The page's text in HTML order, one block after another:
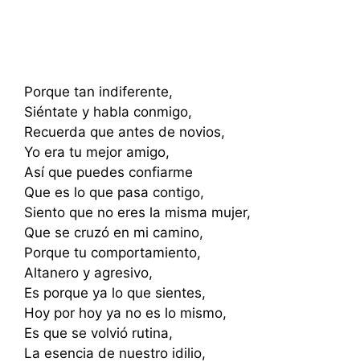
Porque tan indiferente,
Siéntate y habla conmigo,
Recuerda que antes de novios,
Yo era tu mejor amigo,
Así que puedes confiarme
Que es lo que pasa contigo,
Siento que no eres la misma mujer,
Que se cruzó en mi camino,
Porque tu comportamiento,
Altanero y agresivo,
Es porque ya lo que sientes,
Hoy por hoy ya no es lo mismo,
Es que se volvió rutina,
La esencia de nuestro idilio,